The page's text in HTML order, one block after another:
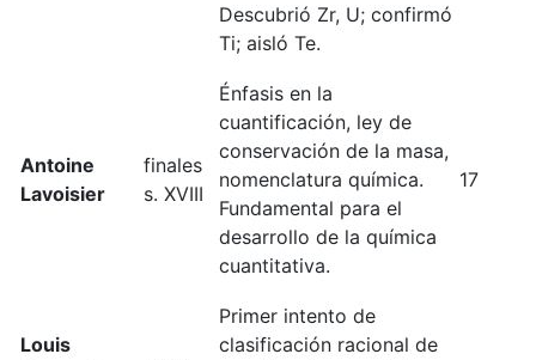
Descubrió Zr, U; confirmó
Ti; aisló Te.
Antoine
Lavoisier
finales
s. XVIII
Énfasis en la
cuantificación, ley de
conservación de la masa,
nomenclatura química.
Fundamental para el
desarrollo de la química
cuantitativa.
17
Louis
Primer intento de
clasificación racional de